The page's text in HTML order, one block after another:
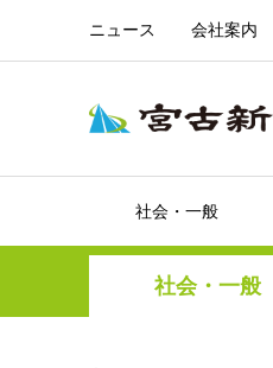
ニュース 会社案内
社会・一般
社会・一般